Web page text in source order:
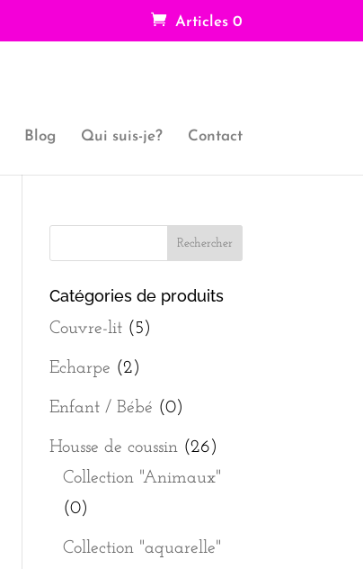
Articles 0
Blog Qui suis-je? Contact
Catégories de produits
Couvre-lit (5)
Echarpe (2)
Enfant / Bébé (0)
Housse de coussin (26)
Collection "Animaux"
(0)
Collection "aquarelle"